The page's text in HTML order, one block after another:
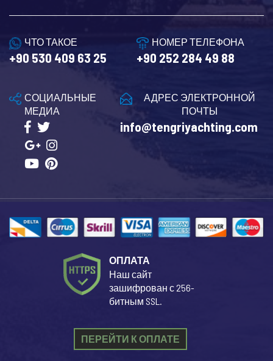
ЧТО ТАКОЕ
+90 530 409 63 25
НОМЕР ТЕЛЕФОНА
+90 252 284 49 88
АДРЕС ЭЛЕКТРОННОЙ
ПОЧТЫ
info@tengriyachting.com
СОЦИАЛЬНЫЕ
МЕДИА
ОПЛАТА
Наш сайт
зашифрован с 256-
битным SSL.
ПЕРЕЙТИ К ОПЛАТЕ